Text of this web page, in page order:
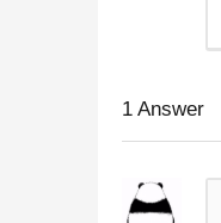
1 Answer